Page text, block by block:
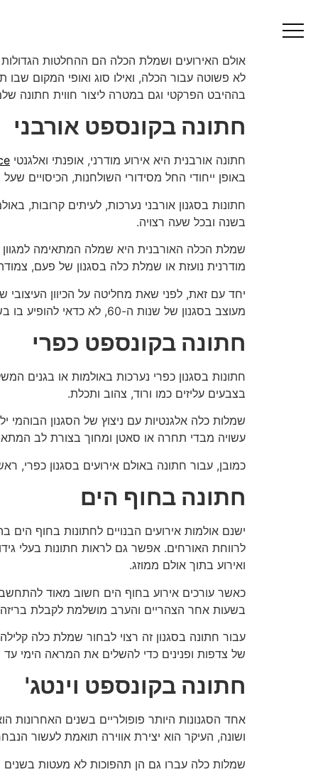
אולם האירועים ושמלת הכלה הם ההחלטות
לא פשוטה עבור הכלה, ואילו סוג ואופי המקום שבו
בההיבט הפרקטי וגם במטרה ליצור חווית חתונה
חתונה בקונספט אורבני
חתונה אורבנית היא אירוע מודרני, אופנתי ואלגנטי
באופן ייחודי החל מסידורי השולחנות, הכיסויים
חתונות בסגנון אורבני נערכות, לעיתים קרובות,
בשנה ובכל שעה רצויה.
שמלת הכלה האורבנית היא שמלה המתאימה
מודרנית נועזת או שמלת כלה בסגנון של פעם,
יחד עם זאת, לפני שאת מחליטה על הכיוון
מעוצב בסגנון של שנות ה-60, לא כדאי להופיע בו בשמלת כלה נסיכותית ונפוחה. עיצובים ברוח התקופה המתורגמים לגזרות של ימינו יראו באולם כזה הרבה יותר טוב.
חתונה בקונספט כפרי
חתונות בסגנון כפרי נערכות באולמות או בגנים
בצבעים עליזים כמו ורוד, צהוב ותכלת.
עשויה מבדי תחרה או סאטן ומחוך בצורת לב
כמובן, עבור חתונה באולם אירועים בסגנון
חתונה בחוף הים
ישנם אולמות אירועים הבנויים לחתונות בחוף
לרווחת האורחים. אפשר גם לראות חתונות בעלי
ואירוע בתוך אולם ממוזג.
כאשר עורכים אירוע בחוף הים חשוב מאוד
בשעות אחר הצהריים והערב מושלמת לקבלת בריזה
עבור חתונה בסגנון זה רצוי לבחור שמלת כלה
של צדפות ופנינים כדי להשלים את המראה הימי עד
חתונה בקונספט וינטג'
אחד הסגנונות היותר פופולריים בשנים האחרונות
ושונה, העיקר הוא יצירת אווירה תואמת לעשור
שמלות כלה עברו גם הן תהפוכות לא מעטות בשנים